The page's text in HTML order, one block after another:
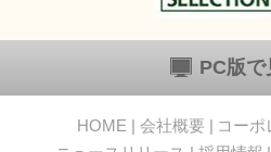
PC版で
HOME 会社概要
コーポ